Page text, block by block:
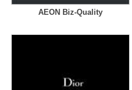
AEON Biz-Quality